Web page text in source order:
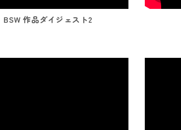
BSW 作品ダイジェスト2